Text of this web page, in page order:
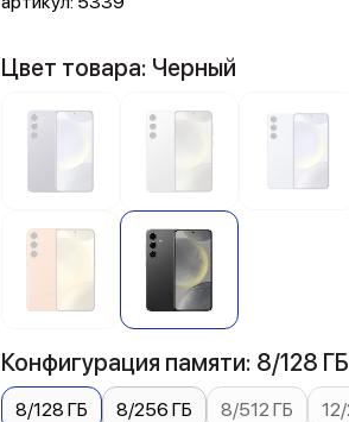
Цвет товара: Черный
Конфигурация памяти: 8/128 ГБ
8/128 ГБ 8/256 ГБ 8/512 ГБ